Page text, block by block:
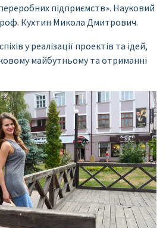
підприємств». Науковий
Кухтин Микола Дмитрович.
у реалізації проектів та ідей,
майбутньому та отриманні